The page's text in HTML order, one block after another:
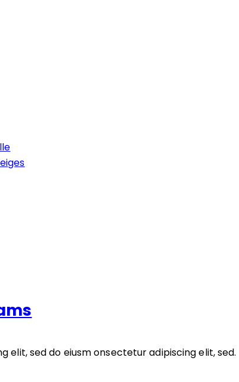
elit, sed do eiusm onsectetur adipiscing elit, sed.